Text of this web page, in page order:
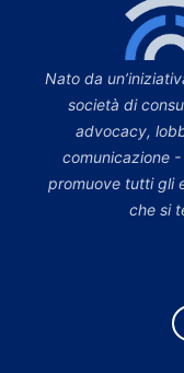
Nato da
società di
advocacy,
comunicazione
promuove tutti gli
che si